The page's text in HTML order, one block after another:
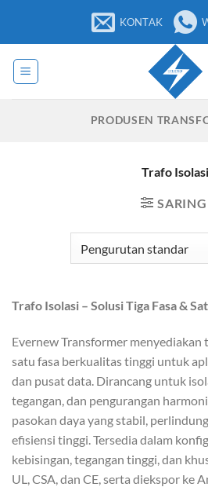
konten
KONTAK
PRODUSEN
Trafo Isolasi
SARING
Trafo Isolasi – Solusi Tiga Fasa &
Evernew Transformer menyediakan
satu fasa berkualitas tinggi untuk
dan pusat data. Dirancang untuk
tegangan, dan pengurangan
pasokan daya yang stabil,
efisiensi tinggi. Tersedia dalam
kebisingan, tegangan tinggi, dan
UL, CSA, dan CE, serta diekspor ke